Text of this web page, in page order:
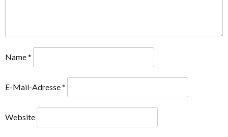
Name*
E-Mail-Adresse*
Website